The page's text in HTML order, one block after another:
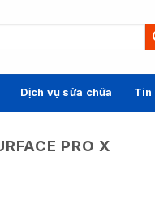
Dịch vụ sửa chữa Tin
PRO X